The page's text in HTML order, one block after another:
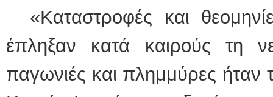
«Καταστροφές και
έπληξαν κατά καιρούς τη
παγωνιές και πλημμύρες ήταν